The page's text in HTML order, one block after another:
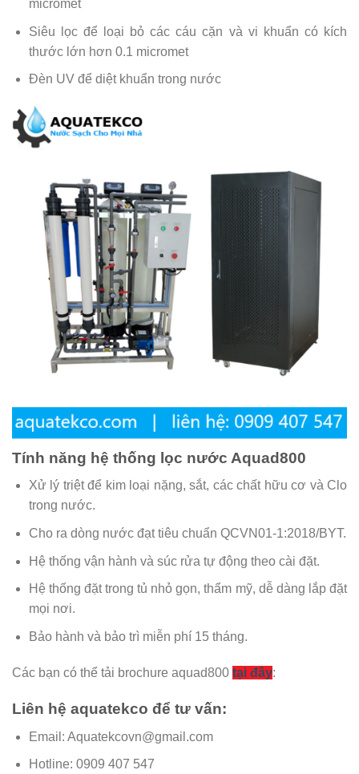
micromet
Siêu lọc để loại bỏ các cáu cặn và vi khuẩn có kích
thước lớn hơn 0.1 micromet
Đèn UV để diệt khuẩn trong nước
Tính năng hệ thống lọc nước Aquad800
Xử lý triệt để kim loại nặng, sắt, các chất hữu cơ và Clo
trong nước.
Cho ra dòng nước đạt tiêu chuẩn QCVN01-1:2018/BYT.
Hệ thống vận hành và súc rửa tự động theo cài đặt.
Hệ thống đặt trong tủ nhỏ gọn, thẩm mỹ, dễ dàng lắp đặt
mọi nơi.
Bảo hành và bảo trì miễn phí 15 tháng.
Các bạn có thể tải brochure aquad800 tại đây:
Liên hệ aquatekco để tư vấn:
Email: Aquatekcovn@gmail.com
Hotline: 0909 407 547